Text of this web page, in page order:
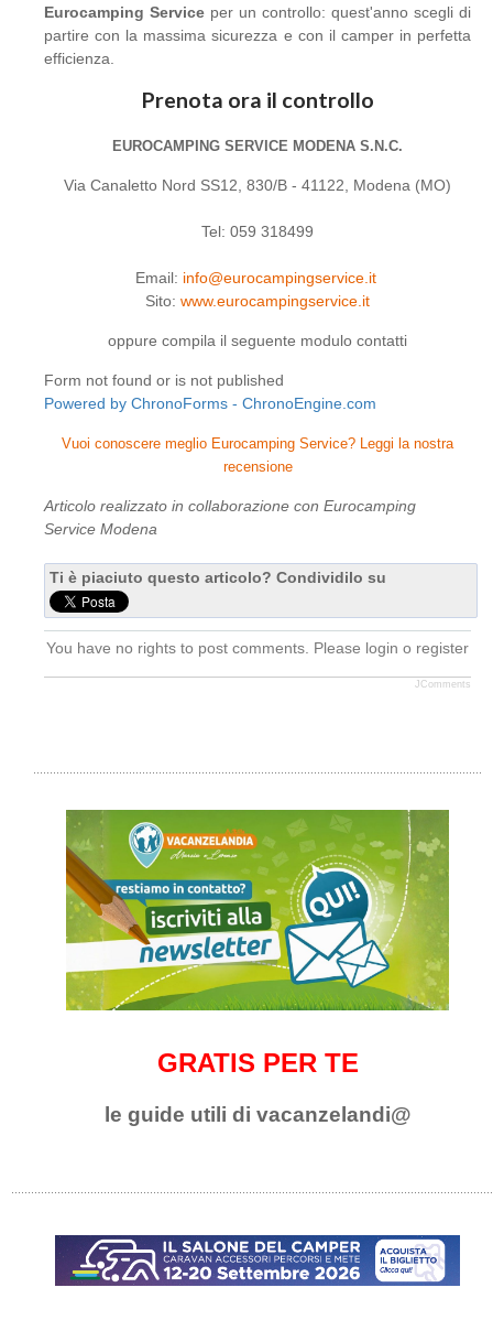
Eurocamping Service per un controllo: quest'anno scegli di
partire con la massima sicurezza e con il camper in perfetta
efficienza.
Prenota ora il controllo
EUROCAMPING SERVICE MODENA S.N.C.
Via Canaletto Nord SS12, 830/B - 41122, Modena (MO)
Tel: 059 318499
Email: info@eurocampingservice.it
Sito: www.eurocampingservice.it
oppure compila il seguente modulo contatti
Form not found or is not published
Powered by ChronoForms - ChronoEngine.com
Vuoi conoscere meglio Eurocamping Service? Leggi la nostra
recensione
Articolo realizzato in collaborazione con Eurocamping
Service Modena
Ti è piaciuto questo articolo? Condividilo su
You have no rights to post comments. Please login o register
JComments
GRATIS PER TE
le guide utili di vacanzelandi@